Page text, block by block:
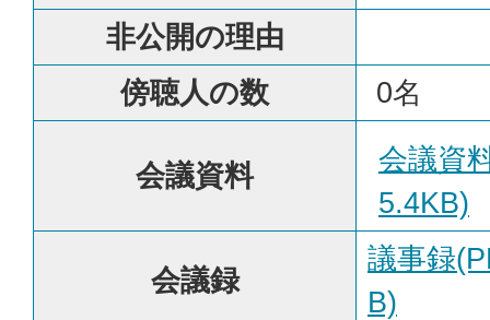
非公開の理由
傍聴人の数
0名
会議資料
会議資
5.4KB)
会議録
議事録
B)